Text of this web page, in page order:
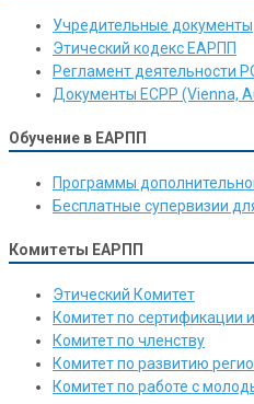
Учредительные документы
Этический кодекс ЕАРПП
Регламент деятельности
Документы ЕСРР (Vienna,
Обучение в ЕАРПП
Программы
Бесплатные супервизии
Комитеты ЕАРПП
Этический Комитет
Комитет по сертификации
Комитет по членству
Комитет по развитию
Комитет по работе с